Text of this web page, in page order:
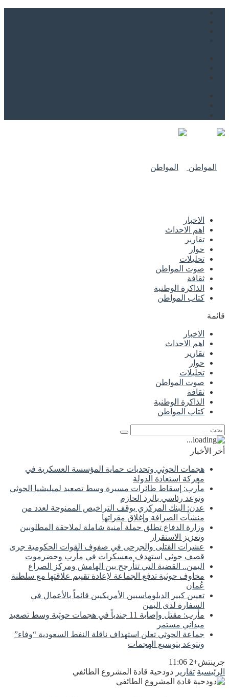
الاخبار
اهم الاحداث
تقارير
حوار
تحليلات
صوت المواطن
ثقافة
الذاكرة الوطنية
كتاب المواطن
قائمة
الاخبار
اهم الاحداث
تقارير
حوار
تحليلات
صوت المواطن
ثقافة
الذاكرة الوطنية
كتاب المواطن
أخر الأخبار
هجمات الحوثي وتحديات حماية المؤسسة العسكرية في
معركة استعادة الدولة
مأرب: إسقاط طائرات مسيرة وسط تصعيد لميليشيا الحوثي
وتوعد رئاسي بالرد الحازم
عدن: البنك المركزي يوقف التراخيص الممنوحة لعدد من
منشآت الصرافة وإغلاق مقراتها
وزارة الدفاع تطلق حملة أمنية شاملة لملاحقة المطلوبين
وتعزيز الاستقرار
عشرات القتلى والجرحى في صفوف القوات الحكومية جرى
قصف حوثي استهدف معسكرات في مأرب وحضرموت
اليمن.. القضية التي تتأرجح بين الهامش ومركز الصراع
مخاوف حوثية تدفع الجماعة لإعادة تقييم علاقتها مع سلطنة
عُمان
تعيين كبير الدبلوماسيين الأمريكيين قائماً بالأعمال في
السفارة لدى اليمن
مأرب: مقتل وإصابة 11 جندياً في هجمات حوثية وسط تصعيد
ميداني مستمر
جماعة الحوثي تعلن استهداف ناقلة النفط السعودية “وفاء”
وتتوعد بتوسيع الهجمات
جرينتش+2 11:06
الرئيسية تقارير دودحية قادة المشروع الطائفي